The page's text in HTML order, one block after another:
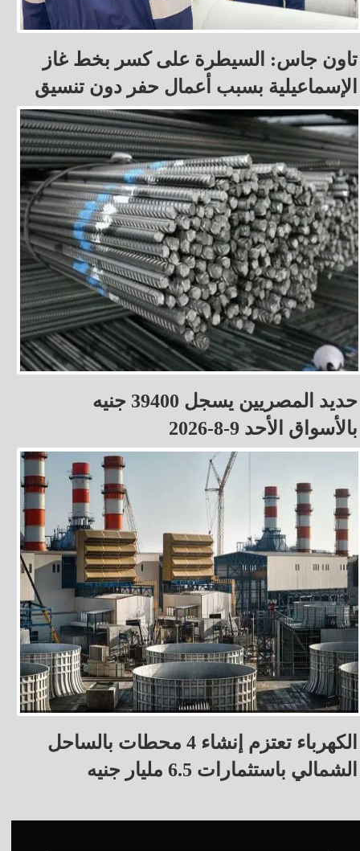
تاون جاس: السيطرة على كسر بخط غاز
الإسماعيلية بسبب أعمال حفر دون تنسيق
حديد المصريين يسجل 39400 جنيه
بالأسواق الأحد 9-8-2026
الكهرباء تعتزم إنشاء 4 محطات بالساحل
الشمالي باستثمارات 6.5 مليار جنيه